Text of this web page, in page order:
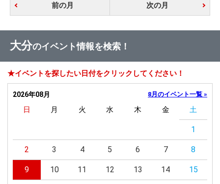
前の月 次の月
大分のイベント情報を検索！
★イベントを探したい日付をクリックしてください！
2026年08月 8月のイベント一覧 »
日 月 火 水 木 金 土
1
2 3 4 5 6 7 8
9 10 11 12 13 14 15